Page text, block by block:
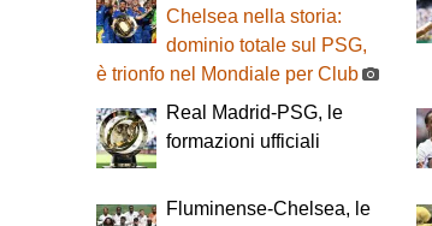
Chelsea nella storia:
dominio totale sul PSG,
è trionfo nel Mondiale per Club
Real Madrid-PSG, le
formazioni ufficiali
Fluminense-Chelsea, le